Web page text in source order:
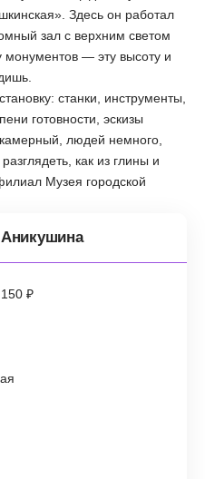
Здесь он работал
зал с верхним светом
монументов — эту высоту и
станки, инструменты,
готовности, эскизы
людей немного,
как из глины и
Музея городской
₽